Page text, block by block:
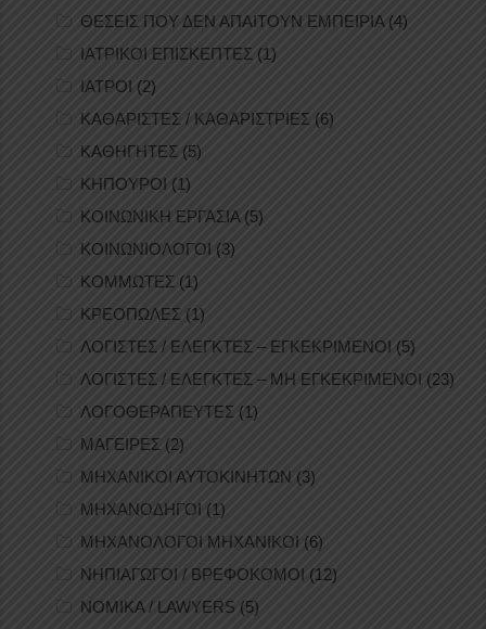
ΘΕΣΕΙΣ ΠΟΥ ΔΕΝ ΑΠΑΙΤΟΥΝ ΕΜΠΕΙΡΙΑ(4)
ΙΑΤΡΙΚΟΙ ΕΠΙΣΚΕΠΤΕΣ (1)
ΙΑΤΡΟΙ (2)
ΚΑΘΑΡΙΣΤΕΣ / ΚΑΘΑΡΙΣΤΡΙΕΣ (6)
ΚΑΘΗΓΗΤΕΣ (5)
ΚΗΠΟΥΡΟΙ (1)
ΚΟΙΝΩΝΙΚΗ ΕΡΓΑΣΙΑ(5)
ΚΟΙΝΩΝΙΟΛΟΓΟΙ (3)
ΚΟΜΜΩΤΕΣ (1)
ΚΡΕΟΠΩΛΕΣ (1)
ΛΟΓΙΣΤΕΣ / ΕΛΕΓΚΤΕΣ – ΕΓΚΕΚΡΙΜΕΝΟΙ (5)
ΛΟΓΙΣΤΕΣ / ΕΛΕΓΚΤΕΣ – ΜΗ ΕΓΚΕΚΡΙΜΕΝΟΙ (23)
ΛΟΓΟΘΕΡΑΠΕΥΤΕΣ (1)
ΜΑΓΕΙΡΕΣ (2)
ΜΗΧΑΝΙΚΟΙ ΑΥΤΟΚΙΝΗΤΩΝ (3)
ΜΗΧΑΝΟΔΗΓΟΙ (1)
ΜΗΧΑΝΟΛΟΓΟΙ ΜΗΧΑΝΙΚΟΙ (6)
ΝΗΠΙΑΓΩΓΟΙ / ΒΡΕΦΟΚΟΜΟΙ (12)
ΝΟΜΙΚΑ / LAWYERS (5)